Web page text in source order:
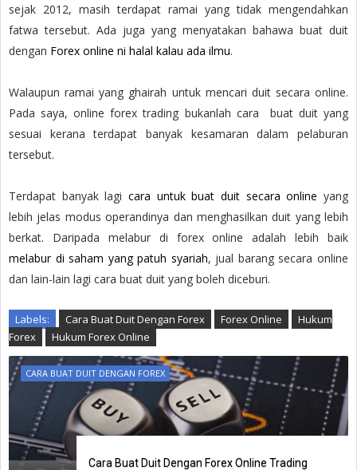
sejak 2012, masih terdapat ramai yang tidak mengendahkan
fatwa tersebut. Ada juga yang menyatakan bahawa buat duit
dengan Forex online ni halal kalau ada ilmu.
Walaupun ramai yang ghairah untuk mencari duit secara online.
Pada saya, online forex trading bukanlah cara buat duit yang
sesuai kerana terdapat banyak kesamaran dalam pelaburan
tersebut.
Terdapat banyak lagi cara untuk buat duit secara online yang
lebih jelas modus operandinya dan menghasilkan duit yang lebih
berkat. Daripada melabur di forex online adalah lebih baik
melabur di saham yang patuh syariah, jual barang secara online
dan lain-lain lagi cara buat duit yang boleh diceburi.
Labels: Cara Buat Duit Dengan Forex Forex Online
Hukum
Forex
Hukum Forex Online
CARA BUAT DUIT DENGAN FOREX
Cara Buat Duit Dengan Forex Online Trading